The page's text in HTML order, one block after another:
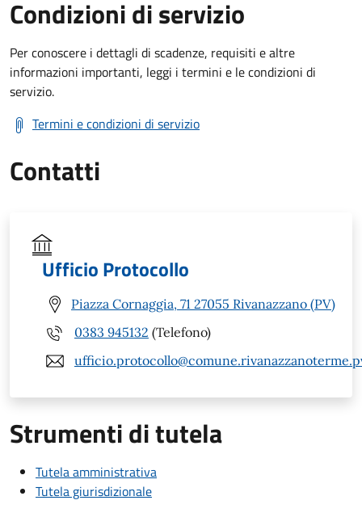
Condizioni di servizio
Per conoscere i dettagli di scadenze, requisiti e altre
informazioni importanti, leggi i termini e le condizioni di
servizio.
Termini e condizioni di servizio
Contatti
Ufficio Protocollo
Piazza Cornaggia, 71 27055 Rivanazzano (PV)
0383 945132 (Telefono)
Strumenti di tutela
Tutela amministrativa
Tutela giurisdizionale